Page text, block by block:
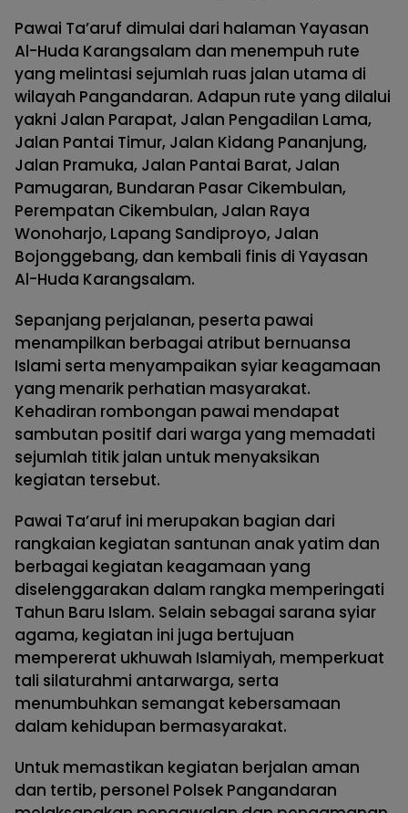
Pawai Ta’aruf dimulai dari halaman Yayasan
Al-Huda Karangsalam dan menempuh rute
yang melintasi sejumlah ruas jalan utama di
wilayah Pangandaran. Adapun rute yang dilalui
yakni Jalan Parapat, Jalan Pengadilan Lama,
Jalan Pantai Timur, Jalan Kidang Pananjung,
Jalan Pramuka, Jalan Pantai Barat, Jalan
Pamugaran, Bundaran Pasar Cikembulan,
Perempatan Cikembulan, Jalan Raya
Wonoharjo, Lapang Sandiproyo, Jalan
Bojonggebang, dan kembali finis di Yayasan
Al-Huda Karangsalam.
Sepanjang perjalanan, peserta pawai
menampilkan berbagai atribut bernuansa
Islami serta menyampaikan syiar keagamaan
yang menarik perhatian masyarakat.
Kehadiran rombongan pawai mendapat
sambutan positif dari warga yang memadati
sejumlah titik jalan untuk menyaksikan
kegiatan tersebut.
Pawai Ta’aruf ini merupakan bagian dari
rangkaian kegiatan santunan anak yatim dan
berbagai kegiatan keagamaan yang
diselenggarakan dalam rangka memperingati
Tahun Baru Islam. Selain sebagai sarana syiar
agama, kegiatan ini juga bertujuan
mempererat ukhuwah Islamiyah, memperkuat
tali silaturahmi antarwarga, serta
menumbuhkan semangat kebersamaan
dalam kehidupan bermasyarakat.
Untuk memastikan kegiatan berjalan aman
dan tertib, personel Polsek Pangandaran